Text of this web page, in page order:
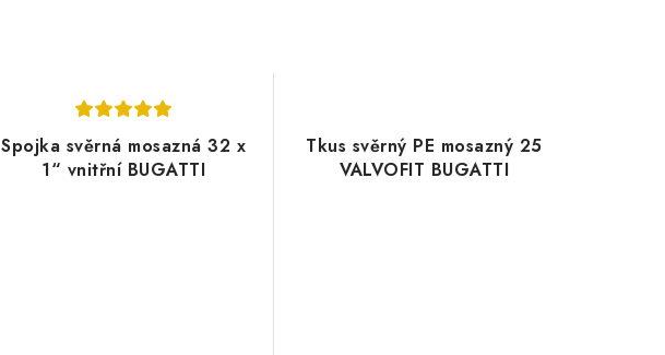
Spojka svěrná mosazná 32 x
1“ vnitřní BUGATTI
Tkus svěrný PE mosazný 25
VALVOFIT BUGATTI